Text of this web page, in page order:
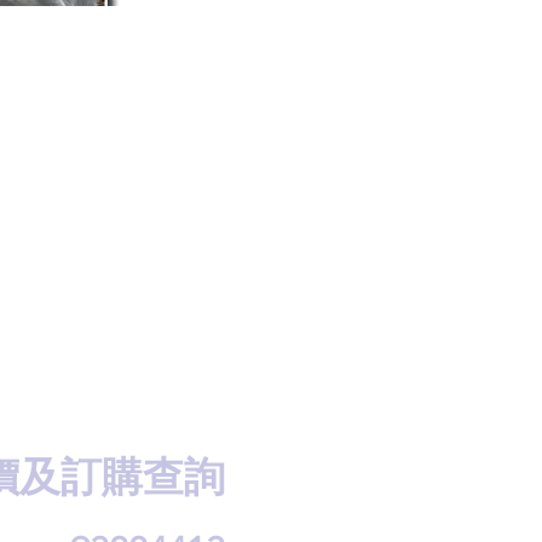
及訂購查詢